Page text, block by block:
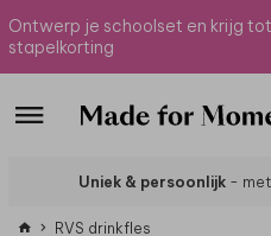
Ontwerp je schoolset en krijg
stapelkorting
Uniek & persoonlijk -
RVS drinkfles